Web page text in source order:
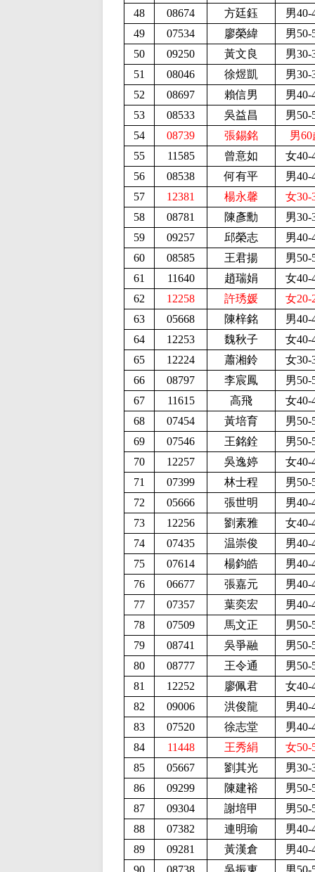
48
08674 方廷鈺
男40-
49
07534 廖榮緯
男50-
50
09250 黃文良
男30-
51
08046 徐煜凱
男30-
52
08697 賴信男
男40-
53
08533 吳益昌
男50-
54
08739 張錫銘
男60
55
11585 曾意如
女40-
56
08538 何有平
男40-
57
12381 楊永馨
女30-
58
08781 陳彥勳
男30-
59
09257 邱榮志
男40-
60
08585 王君揚
男50-
61
11640 趙瑞娟
女40-
62
12258 許琇媛
女20-
63
05668 陳梓銘
男40-
64
12253 魏秋子
女40-
65
12224 蕭湘鈴
女30-
66
08797 李宸鳳
男50-
67
11615 高飛
女40-
68
07454 黃培育
男50-
69
07546 王銘銓
男50-
70
12257 吳逸婷
女40-
71
07399 林士程
男50-
72
05666 張世明
男40-
73
12256 劉素雅
女40-
74
07435 温崇俊
男40-
75
07614 楊鈞皓
男40-
76
06677 張嘉元
男40-
77
07357 葉奕宏
男40-
78
07509 馬文正
男50-
79
08741 吳爭融
男50-
80
08777 王令通
男50-
81
12252 廖佩君
女40-
82
09006 洪俊龍
男40-
83
07520 徐志堂
男40-
84
11448 王秀絹
女50-
85
05667 劉其光
男30-
86
09299 陳建裕
男50-
87
09304 謝培甲
男50-
88
07382 連明瑜
男40-
89
09281 黃漢倉
男40-
90
08738 吳振東 男50-